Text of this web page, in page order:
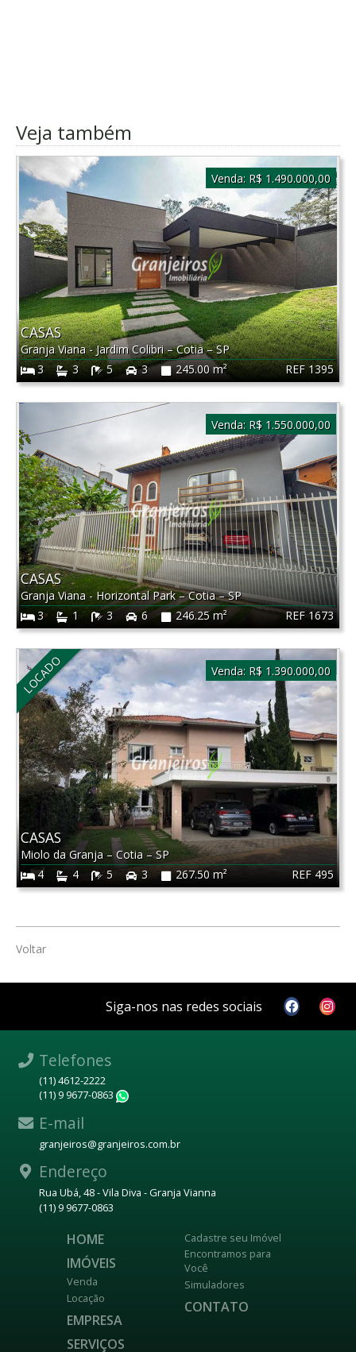
Veja também
REF 1395
CASAS
Granja Viana - Jardim Colibri–Cotia–SP
3
3 5 3 245.00 m²
Venda: R$ 1.490.000,00
REF 1673
CASAS
Granja Viana - Horizontal Park–Cotia–SP
3
1 3 6 246.25 m²
Venda: R$ 1.550.000,00
LOCADO
REF 495
CASAS
Miolo da Granja – Cotia –SP
4
4 5 3 267.50 m²
Venda: R$ 1.390.000,00
Voltar
Siga-nos nas redes sociais
Telefones
(11) 4612-2222
(11) 9 9677-0863
E-mail
granjeiros@granjeiros.com.br
Endereço
Rua Ubá, 48 - Vila Diva - Granja Vianna
(11) 9 9677-0863
HOME
IMÓVEIS
Venda
Locação
EMPRESA
SERVIÇOS
Cadastre seu Imóvel
Encontramos para
Você
Simuladores
CONTATO